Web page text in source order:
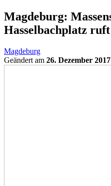
Magdeburg:
Hasselbachplatz
Magdeburg
Geändert am 26. Dezember 2017